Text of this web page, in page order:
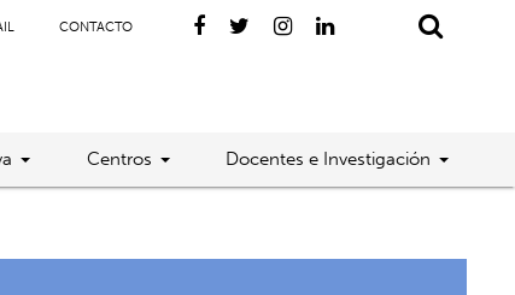
CONTACTO
Centros Docentes e Investigación